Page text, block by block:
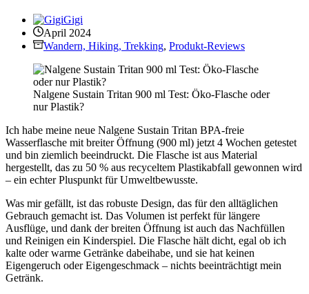
Gigi
April 2024
Wandern, Hiking, Trekking, Produkt-Reviews
Nalgene Sustain Tritan 900 ml Test: Öko-Flasche oder
nur Plastik?
Ich habe meine neue Nalgene Sustain Tritan BPA-freie
Wasserflasche mit breiter Öffnung (900 ml) jetzt 4 Wochen getestet
und bin ziemlich beeindruckt. Die Flasche ist aus Material
hergestellt, das zu 50 % aus recyceltem Plastikabfall gewonnen wird
– ein echter Pluspunkt für Umweltbewusste.
Was mir gefällt, ist das robuste Design, das für den alltäglichen
Gebrauch gemacht ist. Das Volumen ist perfekt für längere
Ausflüge, und dank der breiten Öffnung ist auch das Nachfüllen
und Reinigen ein Kinderspiel. Die Flasche hält dicht, egal ob ich
kalte oder warme Getränke dabeihabe, und sie hat keinen
Eigengeruch oder Eigengeschmack – nichts beeinträchtigt mein
Getränk.